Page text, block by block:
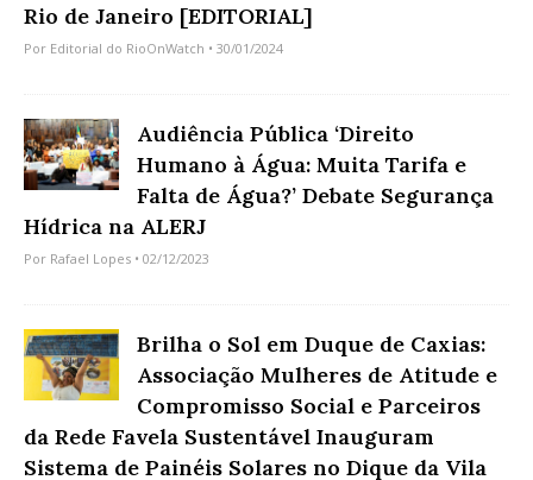
Rio de Janeiro [EDITORIAL]
Por Editorial do RioOnWatch • 30/01/2024
Audiência Pública ‘Direito
Humano à Água: Muita Tarifa e
Falta de Água?’ Debate Segurança
Hídrica na ALERJ
Por Rafael Lopes • 02/12/2023
Brilha o Sol em Duque de Caxias:
Associação Mulheres de Atitude e
Compromisso Social e Parceiros
da Rede Favela Sustentável Inauguram
Sistema de Painéis Solares no Dique da Vila